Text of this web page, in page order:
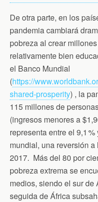
De otra parte, en los
pandemia cambiará
pobreza al crear
relativamente bien
el Banco Mundial
(https://
shared-prosperity) , la
115 millones de
(ingresos menores a
representa entre el 9,1
mundial, una reversión
2017. Más del 80 por
pobreza extrema se
medios, siendo el sur de
seguida de África